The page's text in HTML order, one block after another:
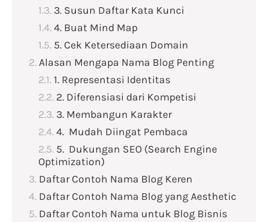
3. Susun Daftar Kata Kunci
4. Buat Mind Map
5. Cek Ketersediaan Domain
Alasan Mengapa Nama Blog Penting
1. Representasi Identitas
2. Diferensiasi dari Kompetisi
3. Membangun Karakter
4. Mudah Diingat Pembaca
5. Dukungan SEO (Search Engine
Optimization)
Daftar Contoh Nama Blog Keren
Daftar Contoh Nama Blog yang Aesthetic
Daftar Contoh Nama untuk Blog Bisnis